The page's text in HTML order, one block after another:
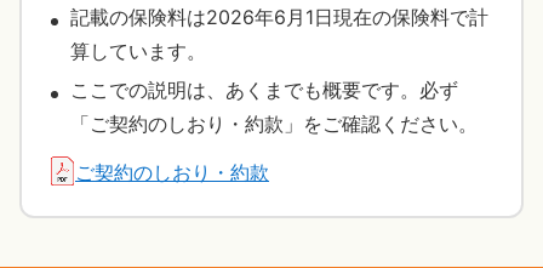
記載の保険料は2026年6月1日現在の保険料で計
算しています。
ここでの説明は、あくまでも概要です。必ず
「ご契約のしおり・約款」をご確認ください。
ご契約のしおり・約款